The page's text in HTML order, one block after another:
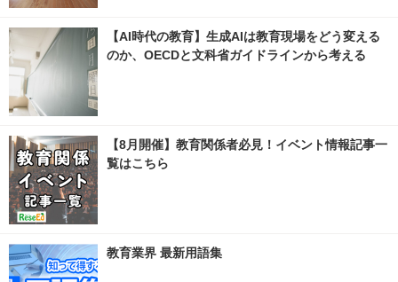
【AI時代の教育】生成AIは教育現場をどう変える
のか、OECDと文科省ガイドラインから考える
【8月開催】教育関係者必見！イベント情報記事一
覧はこちら
教育業界 最新用語集